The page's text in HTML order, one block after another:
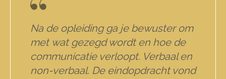
Na de opleiding ga je bewuster om
met wat gezegd wordt en hoe de
communicatie verloopt. Verbaal en
non-verbaal. De eindopdracht vond